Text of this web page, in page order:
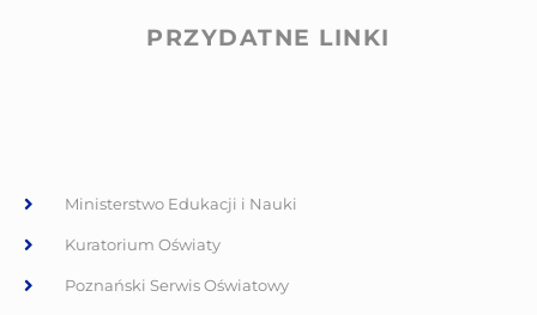
PRZYDATNE LINKI
Ministerstwo Edukacji i Nauki
Kuratorium Oświaty
Poznański Serwis Oświatowy